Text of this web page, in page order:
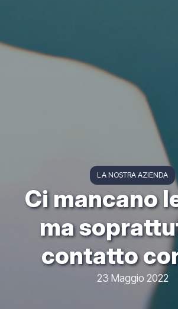
LA NOSTRA AZIENDA
Ci mancano
ma
contatto
23 Maggio 2022